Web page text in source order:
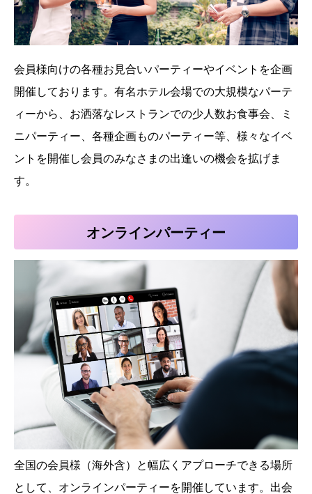
会員様向けの各種お見合いパーティーやイベントを企画
開催しております。有名ホテル会場での大規模なパーテ
ィーから、お洒落なレストランでの少人数お食事会、ミ
ニパーティー、各種企画ものパーティー等、様々なイベ
ントを開催し会員のみなさまの出逢いの機会を拡げま
す。
オンラインパーティー
全国の会員様（海外含）と幅広くアプローチできる場所
として、オンラインパーティーを開催しています。出会